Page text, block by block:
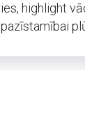
highlight